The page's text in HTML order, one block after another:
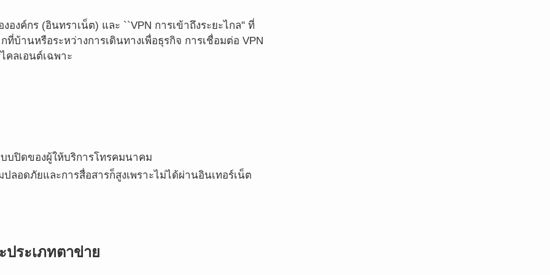
องค์กร (อินทราเน็ต) และ ``VPN การเข้าถึงระยะไกล'' ที่
บ้านหรือระหว่างการเดินทางเพื่อธุรกิจ การเชื่อมต่อ VPN
คลเอนต์เฉพาะ
บปิดของผู้ให้บริการโทรคมนาคม
อดภัยและการสื่อสารก็สูงเพราะไม่ได้ผ่านอินเทอร์เน็ต
ประเภทตาข่าย